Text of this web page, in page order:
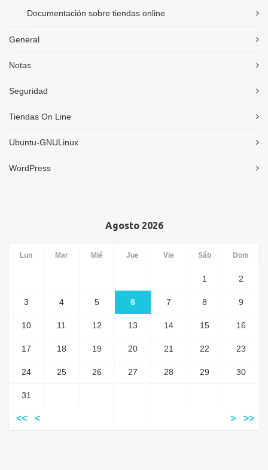
Documentación sobre tiendas online
General
Notas
Seguridad
Tiendas On Line
Ubuntu-GNULinux
WordPress
Agosto 2026
Lun Mar Mié Jue Vie Sáb Dom
1 2
3 4 5 6 7 8 9
10 11 12 13 14 15 16
17 18 19 20 21 22 23
24 25 26 27 28 29 30
31
<< < > >>